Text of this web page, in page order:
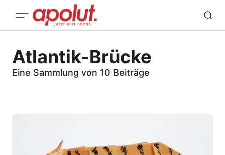
Atlantik-Brücke
Eine Sammlung von 10 Beiträge